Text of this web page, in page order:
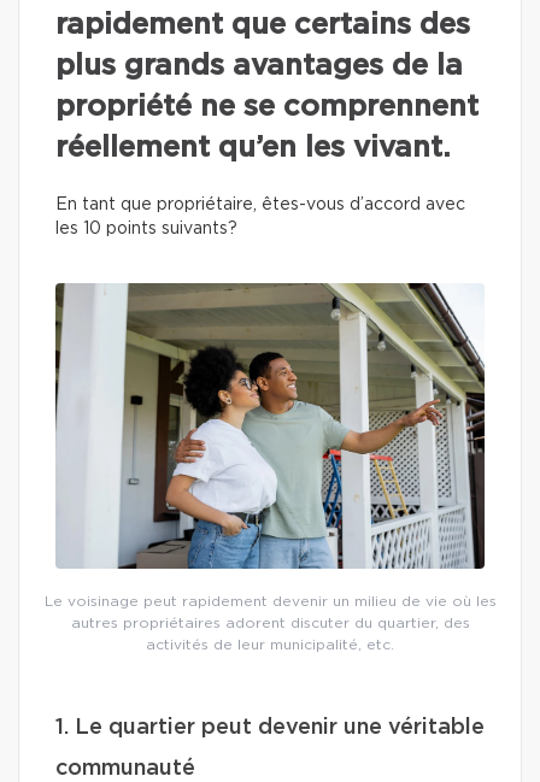
rapidement que certains des
plus grands avantages de la
propriété ne se comprennent
réellement qu’en les vivant.
En tant que propriétaire, êtes-vous d’accord avec
les 10 points suivants?
Le voisinage peut rapidement devenir un milieu de vie où les
autres propriétaires adorent discuter du quartier, des
activités de leur municipalité, etc.
1. Le quartier peut devenir une véritable
communauté